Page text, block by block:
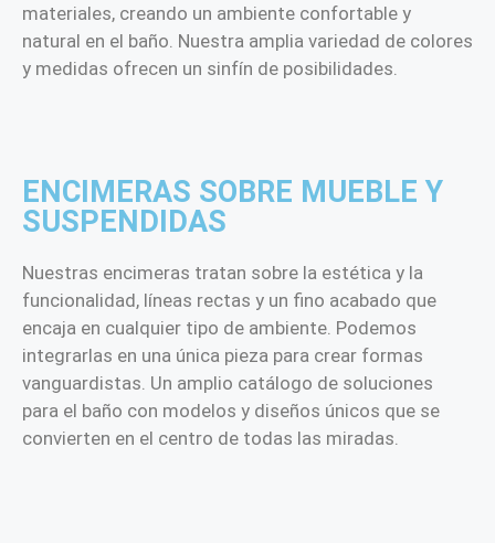
materiales, creando un ambiente confortable y
natural en el baño. Nuestra amplia variedad de colores
y medidas ofrecen un sinfín de posibilidades.
ENCIMERAS SOBRE MUEBLE Y
SUSPENDIDAS
Nuestras encimeras tratan sobre la estética y la
funcionalidad, líneas rectas y un fino acabado que
encaja en cualquier tipo de ambiente. Podemos
integrarlas en una única pieza para crear formas
vanguardistas. Un amplio catálogo de soluciones
para el baño con modelos y diseños únicos que se
convierten en el centro de todas las miradas.